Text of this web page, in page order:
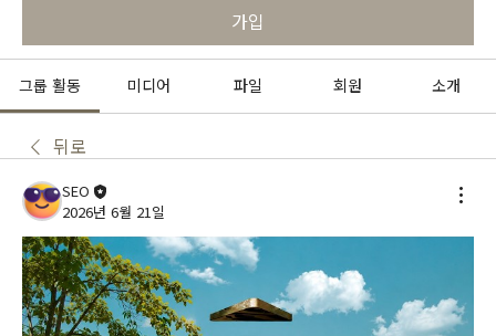
가입
그룹 활동 미디어 파일 회원 소개
뒤로
SEO
2026년 6월 21일